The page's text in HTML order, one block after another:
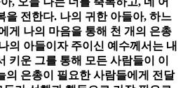
을 전한다. 나의 귀한 아들아, 하느
게 나의 마음을 통해 천 개의 은총
의 아들이자 주이신 예수께서는 내
키운 그를 통해 모든 사람들이 이
의 은총이 필요한 사람들에게 전달